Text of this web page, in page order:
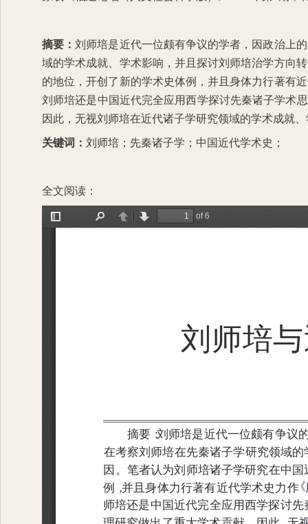
摘要：刘师培是近代一位颇有争议的学者，因政治上
域的学术成就、学术影响，并且探讨刘师培治学方向
的地位，开创了新的学术史体例，并且身体力行著有
刘师培还是中国近代完全应用西学探讨先秦诸子学术
因此，无视刘师培在近代诸子学研究领域的学术成就
关键词： 刘师培；先秦诸子学；中国近代学术史；
全文阅读：